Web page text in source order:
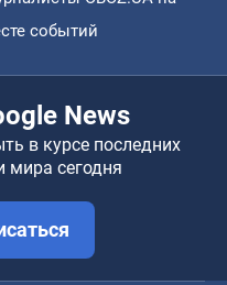
событий
News
в курсе последних
мира сегодня